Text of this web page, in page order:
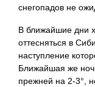
снегопадов не
В ближайшие дни
оттесняться в
наступление
Ближайшая же
прежней на 2-3°,